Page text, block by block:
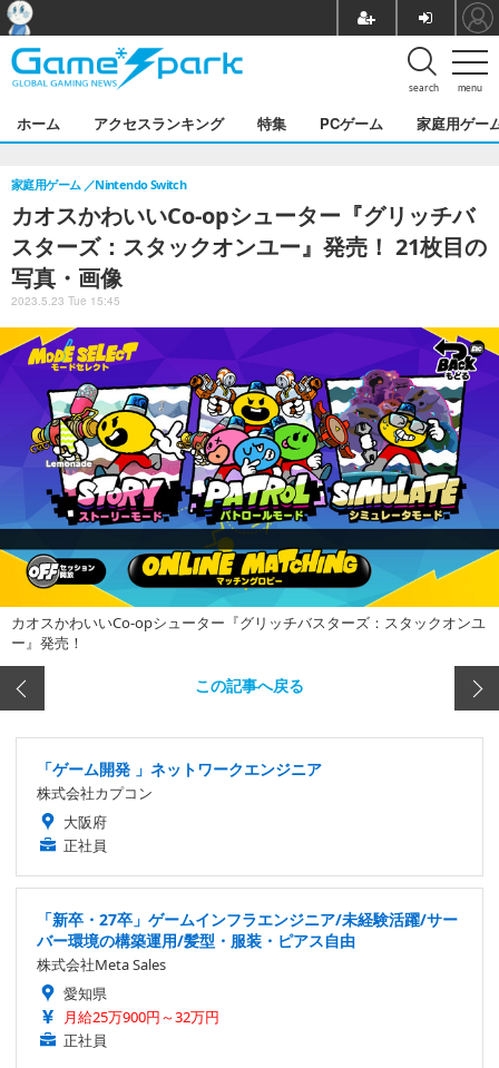
menu
search
ホーム アクセスランキング 特集 PCゲーム 家庭用ゲー
カオスかわいいCo-opシューター『グリッチバ
スターズ：スタックオンユー』発売！ 21枚目の
写真・画像
家庭用ゲーム Nintendo Switch
2023.5.23 Tue 15:45
カオスかわいいCo-opシューター『グリッチバスターズ：スタックオンユ
ー』発売！
この記事へ戻る
「ゲーム開発 」ネットワークエンジニア
株式会社カプコン
大阪府
正社員
「新卒・27卒」ゲームインフラエンジニア/未経験活躍/サー
バー環境の構築運用/髪型・服装・ピアス自由
株式会社Meta Sales
愛知県
月給25万900円～32万円
正社員